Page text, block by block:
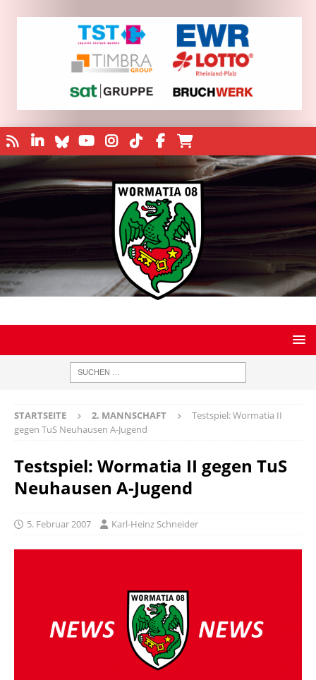
STARTSEITE 2. MANNSCHAFT
Testspiel: Wormatia II
gegen TuS Neuhausen A-Jugend
Testspiel: Wormatia II gegen TuS
Neuhausen A-Jugend
5. Februar 2007 Karl-Heinz Schneider